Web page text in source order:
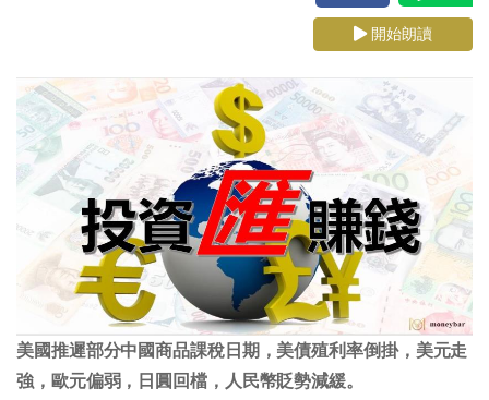
開始朗讀
美國推遲部分中國商品課稅日期，美債殖利率倒掛，美元走
強，歐元偏弱，日圓回檔，人民幣貶勢減緩。